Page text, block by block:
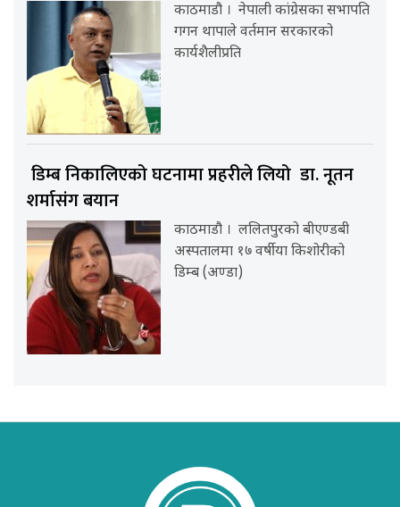
काठमाडौ । नेपाली कांग्रेसका सभापति
गगन थापाले वर्तमान सरकारको
कार्यशैलीप्रति
डिम्ब निकालिएको घटनामा प्रहरीले लियो डा. नूतन
शर्मासंग बयान
काठमाडौ । ललितपुरको बीएण्डबी
अस्पतालमा १७ वर्षीया किशोरीको
डिम्ब (अण्डा)